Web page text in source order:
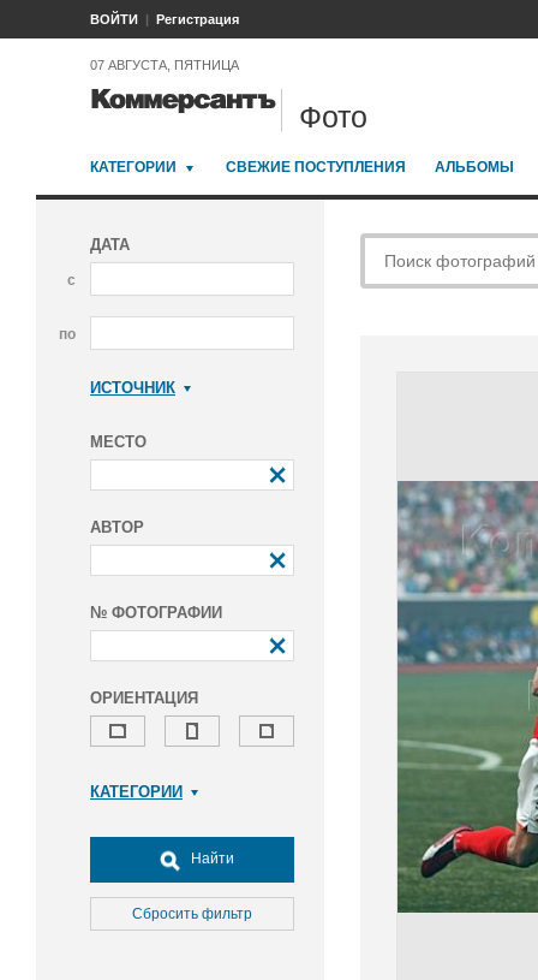
ВОЙТИ Регистрация
07 АВГУСТА, ПЯТНИЦА
Фото
КАТЕГОРИИ СВЕЖИЕ ПОСТУПЛЕНИЯ АЛЬБОМЫ
ДАТА
с
по
ИСТОЧНИК
МЕСТО
АВТОР
№ ФОТОГРАФИИ
ОРИЕНТАЦИЯ
КАТЕГОРИИ
Досуг, туризм и отдых
Культура
Медицина
Найти
Сбросить фильтр